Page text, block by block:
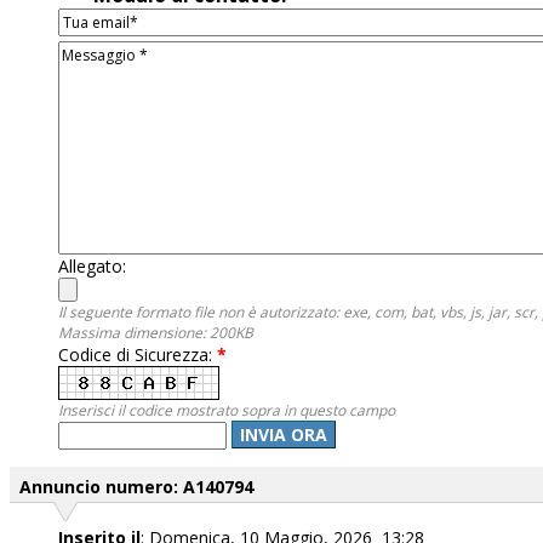
Allegato:
Il seguente formato file non è autorizzato: exe, com, bat, vbs, js, jar, scr,
Massima dimensione: 200KB
Codice di Sicurezza: *
Inserisci il codice mostrato sopra in questo campo
INVIA ORA
Annuncio numero: A140794
Inserito il: Domenica, 10 Maggio, 2026 13:28